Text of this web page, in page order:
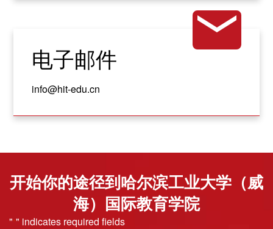
电子邮件
info@hit-edu.cn
开始你的途径到哈尔滨工业大学（威
海）国际教育学院
" " indicates required fields